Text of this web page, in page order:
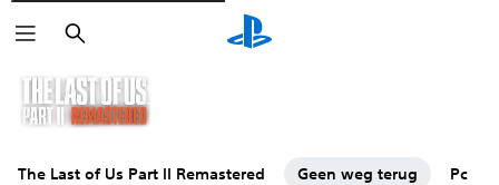
Zoeken
The Last of Us Part II Remastered Geen weg terug Pc